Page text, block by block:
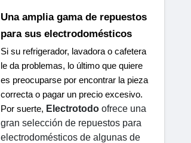
Una amplia gama de repuestos
para sus electrodomésticos
Si su refrigerador, lavadora o cafetera
le da problemas, lo último que quiere
es preocuparse por encontrar la pieza
correcta o pagar un precio excesivo.
Por suerte, Electrotodo ofrece una
gran selección de repuestos para
electrodomésticos de algunas de